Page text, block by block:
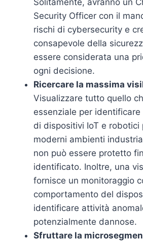
Security Officer con il
rischi di cybersecurity e
consapevole della
essere considerata una
ogni decisione.
Ricercare la massima
Visualizzare tutto quello
essenziale per
di dispositivi IoT e robotici
moderni ambienti
non può essere protetto
identificato. Inoltre, una
fornisce un monitoraggio
comportamento del
identificare attività
potenzialmente dannose.
Sfruttare la